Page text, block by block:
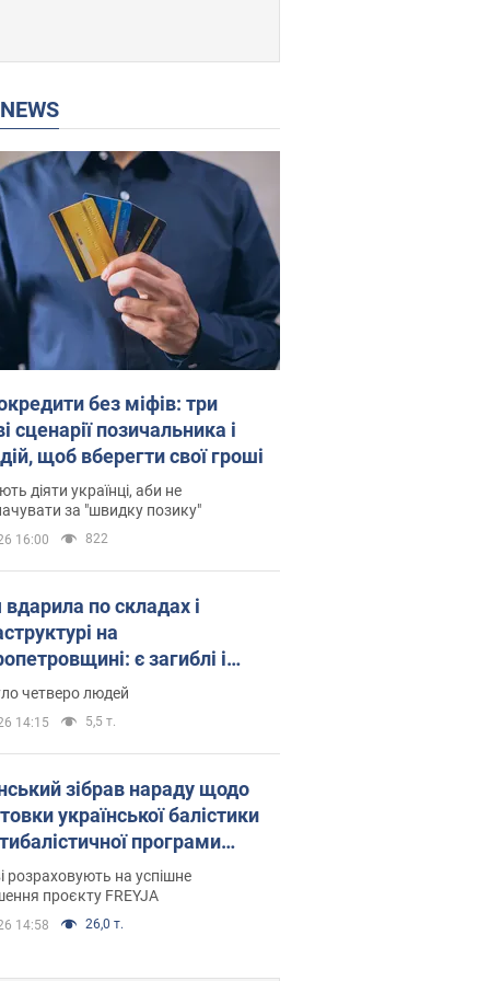
NEWS
без міфів: три
сценарії позичальника і
щоб вберегти свої гроші
діяти українці, аби не
за "швидку позику"
16:00 822
вдарила по складах і
на
є загиблі і
Фото
четверо людей
14:15 5,5 т.
зібрав нараду щодо
української балістики
які рішення готуються
розраховують на успішне
проєкту FREYJA
14:58 26,0 т.